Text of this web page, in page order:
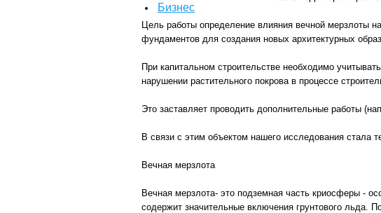
Бизнес
Цель работы определение влияния вечной мерзлоты
фундаментов для создания новых архитектурных
При капитальном строительстве необходимо
нарушении растительного покрова в процессе
Это заставляет проводить дополнительные работы
В связи с этим объектом нашего исследования стала
Вечная мерзлота
Вечная мерзлота- это подземная часть криосферы -
содержит значительные включения грунтового льда.